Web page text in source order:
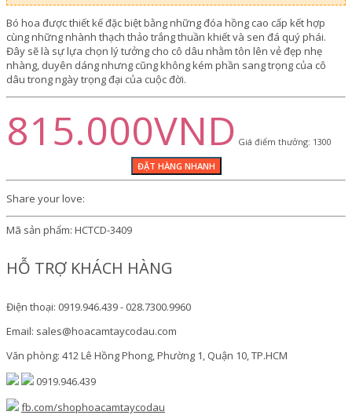
Bó hoa được thiết kế đặc biệt bằng những đóa hồng cao cấp kết hợp
cùng những nhành thạch thảo trắng thuần khiết và sen đá quý phái.
Đây sẽ là sự lựa chọn lý tưởng cho cô dâu nhằm tôn lên vẻ đẹp nhẹ
nhàng, duyên dáng nhưng cũng không kém phần sang trọng của cô
dâu trong ngày trọng đại của cuộc đời.
815.000VND Giá điểm thưởng: 1300
Share your love:
Mã sản phẩm: HCTCD-3409
HỖ TRỢ KHÁCH HÀNG
Điện thoại: 0919.946.439 - 028.7300.9960
Email: sales@hoacamtaycodau.com
Văn phòng: 412 Lê Hồng Phong, Phường 1, Quận 10, TP.HCM
0919.946.439
fb.com/shophoacamtaycodau